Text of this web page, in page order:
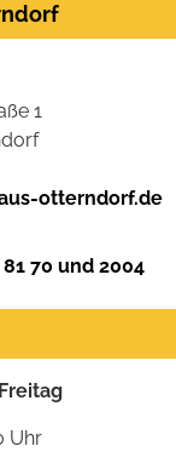
1
otterndorf.de
70 und 2004
Uhr